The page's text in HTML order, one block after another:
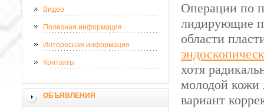
Видео
Полезная информация
Интересная информация
Контакты
ОБЪЯВЛЕНИЯ
Операции по
лидирующие
области
хотя
молодой кожи
вариант